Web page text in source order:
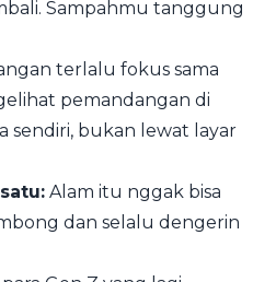
Sampahmu tanggung
terlalu fokus sama
pemandangan di
sendiri, bukan lewat layar
Alam itu nggak bisa
dan selalu dengerin